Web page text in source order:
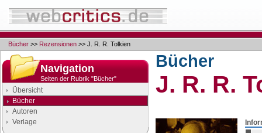
Bücher >> Rezensionen >> J. R. R. Tolkien
Navigation
Seiten der Rubrik "Bücher"
Übersicht
Bücher
Autoren
Verlage
Bücher
J. R. R.